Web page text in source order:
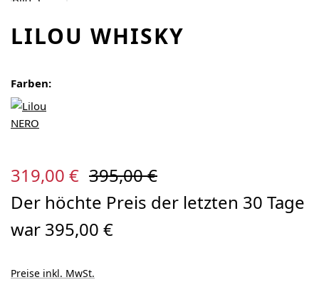
LILOU WHISKY
Farben:
Verkaufspreis:
319,00 € Regulärer Preis:
395,00 €
Der höchte Preis der letzten 30 Tage
war 395,00 €
Preise inkl. MwSt.